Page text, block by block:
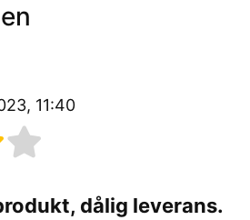
11:40
dålig leverans.